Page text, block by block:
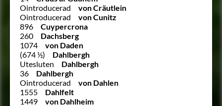
Ointroducerad
von Cräutlein
Ointroducerad
von Cunitz
896
Cuypercrona
260
Dachsberg
1074
von Daden
(674 ½)
Dahlbergh
Utesluten
Dahlbergh
36
Dahlbergh
Ointroducerad
von Dahlen
1555
Dahlfelt
1449
von Dahlheim